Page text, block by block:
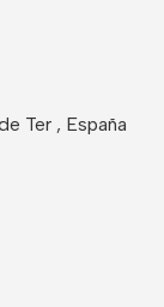
Ter , España